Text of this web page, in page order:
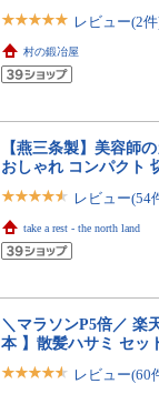
レビュー(2
村の鍛冶屋
【燕三条製】美容師
おしゃれ コンパクト
レビュー(54
take a rest - the north land
＼マラソンP5倍／ 楽
本 】散髪ハサミ セッ
レビュー(60